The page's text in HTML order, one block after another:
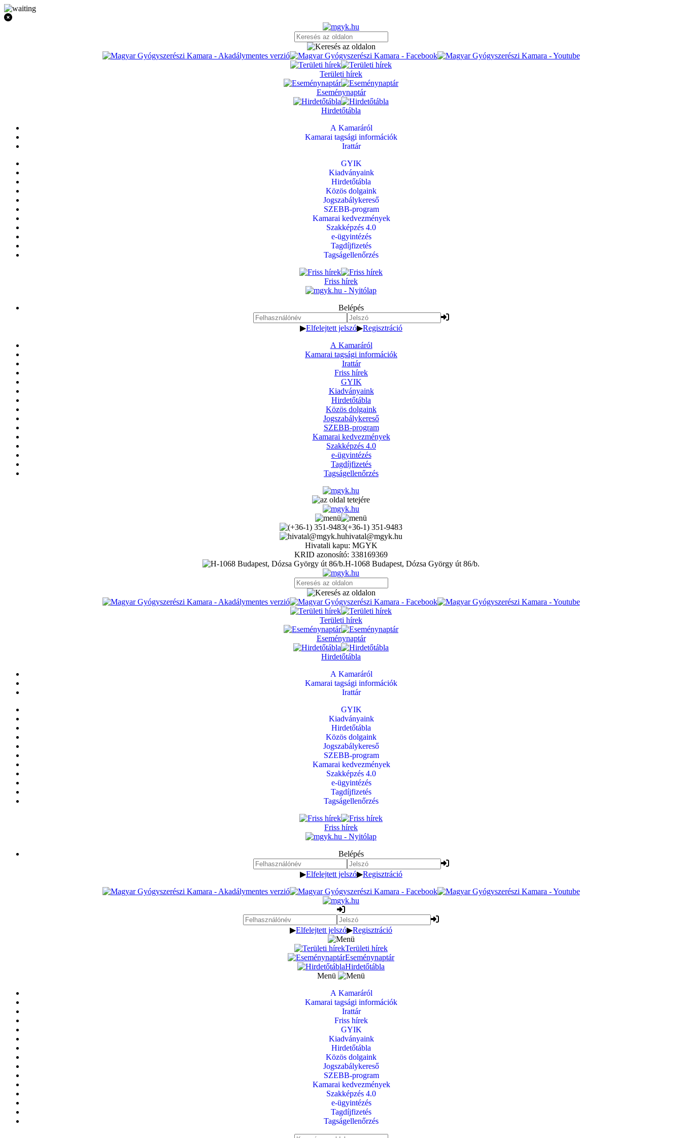
Területi hírek
Eseménynaptár
Hirdetőtábla
A Kamaráról
Kamarai tagsági információk
Irattár
GYIK
Kiadványaink
Hirdetőtábla
Közös dolgaink
Jogszabálykereső
SZEBB-program
Kamarai kedvezmények
Szakképzés 4.0
e-ügyintézés
Tagdíjfizetés
Tagságellenőrzés
Friss hírek
Belépés
▶Elfelejtett jelszó▶Regisztráció
A Kamaráról
Kamarai tagsági információk
Irattár
Friss hírek
GYIK
Kiadványaink
Hirdetőtábla
Közös dolgaink
Jogszabálykereső
SZEBB-program
Kamarai kedvezmények
Szakképzés 4.0
e-ügyintézés
Tagdíjfizetés
Tagságellenőrzés
(+36-1) 351-9483
hivatal@mgyk.hu
Hivatali kapu: MGYK
KRID azonosító: 338169369
H-1068 Budapest, Dózsa György út 86/b.
Területi hírek
Eseménynaptár
Hirdetőtábla
A Kamaráról
Kamarai tagsági információk
Irattár
GYIK
Kiadványaink
Hirdetőtábla
Közös dolgaink
Jogszabálykereső
SZEBB-program
Kamarai kedvezmények
Szakképzés 4.0
e-ügyintézés
Tagdíjfizetés
Tagságellenőrzés
Friss hírek
Belépés
▶Elfelejtett jelszó▶Regisztráció
▶Elfelejtett jelszó▶Regisztráció
Területi hírek
Eseménynaptár
Hirdetőtábla
Menü
A Kamaráról
Kamarai tagsági információk
Irattár
Friss hírek
GYIK
Kiadványaink
Hirdetőtábla
Közös dolgaink
Jogszabálykereső
SZEBB-program
Kamarai kedvezmények
Szakképzés 4.0
e-ügyintézés
Tagdíjfizetés
Tagságellenőrzés